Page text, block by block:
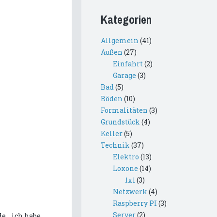
Kategorien
Allgemein (41)
Außen (27)
Einfahrt(2)
Garage (3)
Bad(5)
Böden (10)
Formalitäten (3)
Grundstück (4)
Keller(5)
Technik (37)
Elektro (13)
Loxone (14)
1x1 (3)
Netzwerk (4)
Raspberry PI (3)
Server(2)